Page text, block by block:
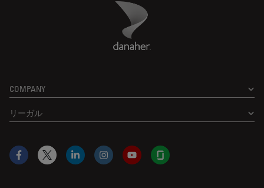
Danaher Logo
COMPANY
リーガル
Facebook
X LinkedInInstagramYouTubeGlassdoor